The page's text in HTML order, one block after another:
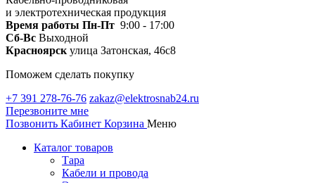
и электротехническая продукция
Время работы Пн-Пт 9:00 - 17:00
Сб-Вс Выходной
Красноярск улица Затонская, 46с8
Поможем сделать покупку
+7 391 278-76-76 zakaz@elektrosnab24.ru
Перезвоните мне
Позвонить Кабинет Корзина Меню
Каталог товаров
Тара
Кабели и провода